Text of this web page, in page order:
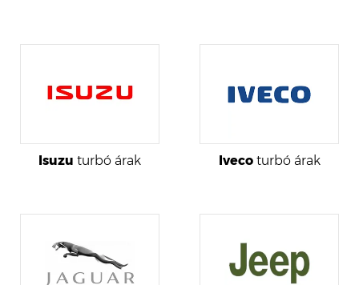
Isuzu turbó árak Ivecoturbó árak